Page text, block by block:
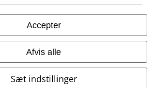
Accepter
Afvis alle
Sæt indstillinger
Oplyst leveringstid er et estimat og ikke
Merchandising HGmbH